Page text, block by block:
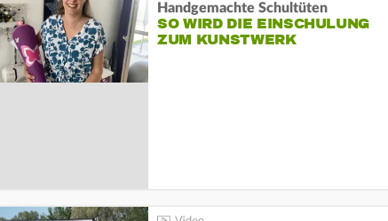
Handgemachte Schultüten
SO WIRD DIE EINSCHULUNG
ZUM KUNSTWERK